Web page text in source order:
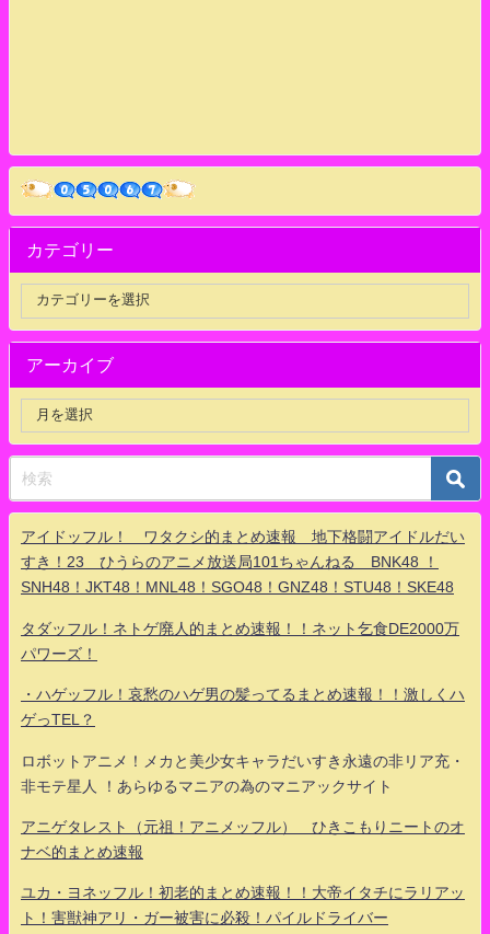
カテゴリー
アーカイブ
アイドッフル！ ワタクシ的まとめ速報 地下格闘アイドルだい
すき！23 ひうらのアニメ放送局101ちゃんねる BNK48 ！
SNH48！JKT48！MNL48！SGO48！GNZ48！STU48！SKE48
タダッフル！ネトゲ廃人的まとめ速報！！ネット乞食DE2000万
パワーズ！
・ハゲッフル！哀愁のハゲ男の髪ってるまとめ速報！！激しくハ
ゲっTEL？
ロボットアニメ！メカと美少女キャラだいすき永遠の非リア充・
非モテ星人 ！あらゆるマニアの為のマニアックサイト
アニゲタレスト（元祖！アニメッフル） ひきこもりニートのオ
ナベ的まとめ速報
ユカ・ヨネッフル！初老的まとめ速報！！大帝イタチにラリアッ
ト！害獣神アリ・ガー被害に必殺！パイルドライバー